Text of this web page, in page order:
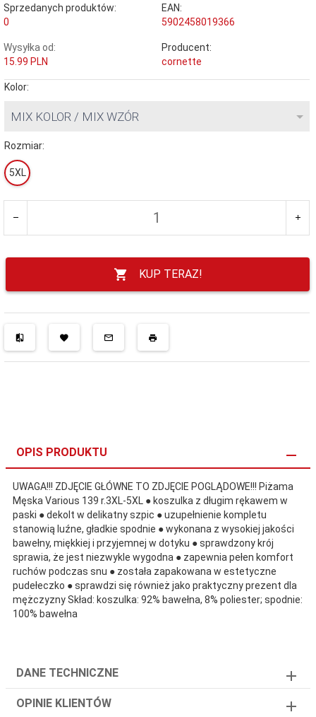
Sprzedanych produktów:
0
EAN:
5902458019366
Wysyłka od:
15.99 PLN
Producent:
cornette
Kolor:
MIX KOLOR / MIX WZÓR
Rozmiar:
5XL
KUP TERAZ!
OPIS PRODUKTU
UWAGA!!! ZDJĘCIE GŁÓWNE TO ZDJĘCIE POGLĄDOWE!!! Piżama
Męska Various 139 r.3XL-5XL ● koszulka z długim rękawem w
paski ● dekolt w delikatny szpic ● uzupełnienie kompletu
stanowią luźne, gładkie spodnie ● wykonana z wysokiej jakości
bawełny, miękkiej i przyjemnej w dotyku ● sprawdzony krój
sprawia, że jest niezwykle wygodna ● zapewnia pełen komfort
ruchów podczas snu ● została zapakowana w estetyczne
pudełeczko ● sprawdzi się również jako praktyczny prezent dla
mężczyzny Skład: koszulka: 92% bawełna, 8% poliester; spodnie:
100% bawełna
DANE TECHNICZNE
OPINIE KLIENTÓW